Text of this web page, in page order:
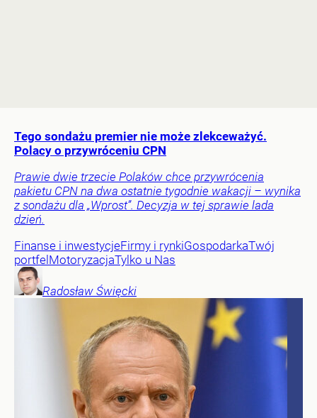
Tego sondażu premier nie może zlekceważyć.
Polacy o przywróceniu CPN
Prawie dwie trzecie Polaków chce przywrócenia
pakietu CPN na dwa ostatnie tygodnie wakacji – wynika
z sondażu dla „Wprost”. Decyzja w tej sprawie lada
dzień.
Finanse i inwestycjeFirmy i rynkiGospodarkaTwój
portfel MotoryzacjaTylko u Nas
Radosław Święcki